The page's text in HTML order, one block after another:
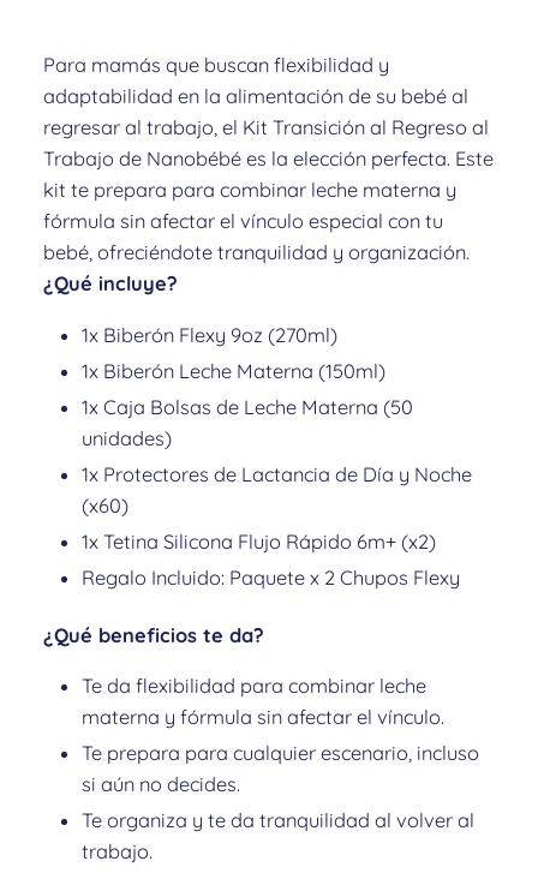
Para mamás que buscan flexibilidad y
adaptabilidad en la alimentación de su bebé al
regresar al trabajo, el Kit Transición al Regreso al
Trabajo de Nanobébé es la elección perfecta. Este
kit te prepara para combinar leche materna y
fórmula sin afectar el vínculo especial con tu
bebé, ofreciéndote tranquilidad y organización.
¿Qué incluye?
1x Biberón Flexy 9oz (270ml)
1x Biberón Leche Materna (150ml)
1x Caja Bolsas de Leche Materna (50
unidades)
1x Protectores de Lactancia de Día y Noche
(x60)
1x Tetina Silicona Flujo Rápido 6m+ (x2)
Regalo Incluido: Paquete x 2 Chupos Flexy
¿Qué beneficios te da?
Te da flexibilidad para combinar leche
materna y fórmula sin afectar el vínculo.
Te prepara para cualquier escenario, incluso
si aún no decides.
Te organiza y te da tranquilidad al volver al
trabajo.